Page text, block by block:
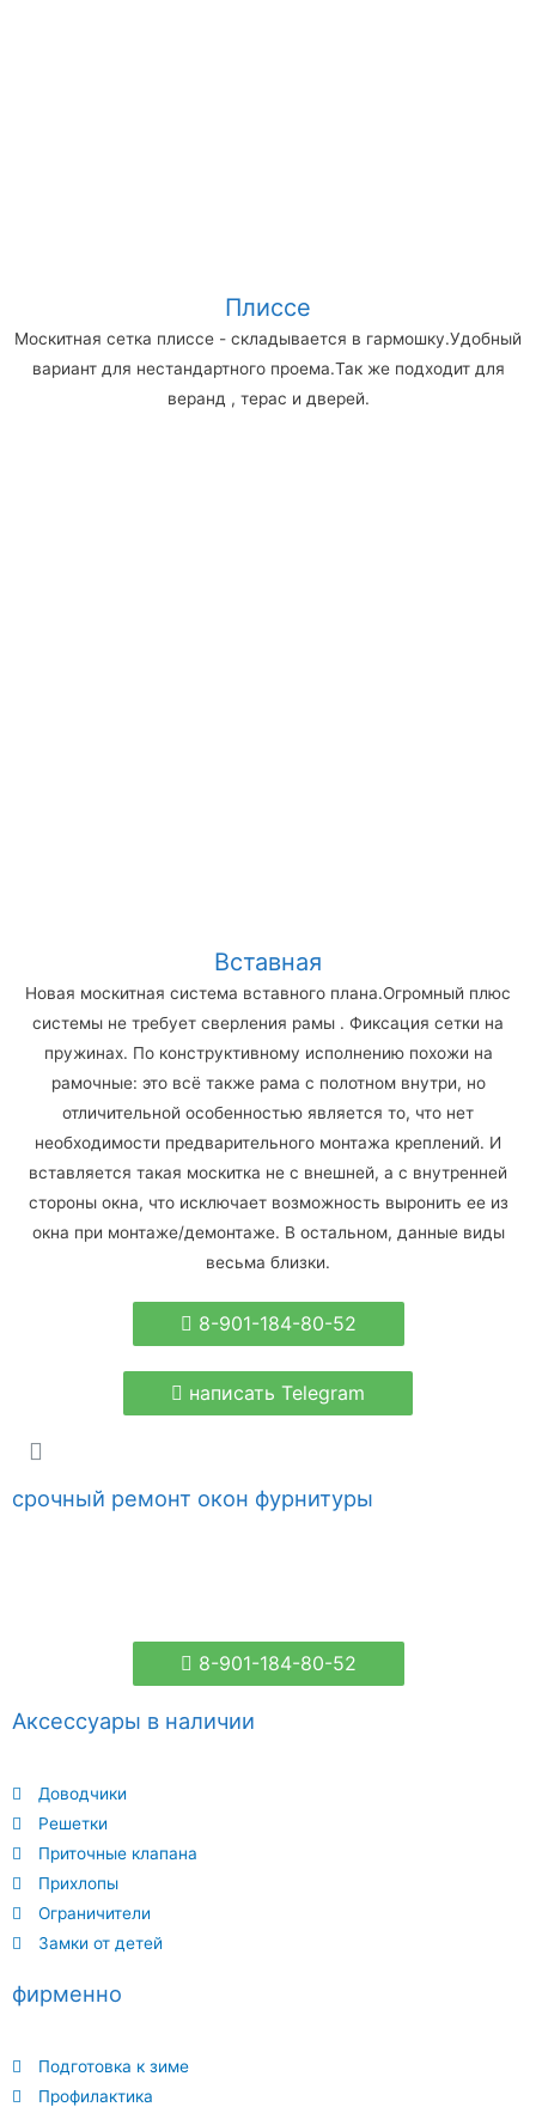
Плиссе
Москитная сетка плиссе - складывается в гармошку.Удобный
вариант для нестандартного проема.Так же подходит для
веранд , терас и дверей.
Вставная
Новая москитная система вставного плана.Огромный плюс
системы не требует сверления рамы . Фиксация сетки на
пружинах. По конструктивному исполнению похожи на
рамочные: это всё также рама с полотном внутри, но
отличительной особенностью является то, что нет
необходимости предварительного монтажа креплений. И
вставляется такая москитка не с внешней, а с внутренней
стороны окна, что исключает возможность выронить ее из
окна при монтаже/демонтаже. В остальном, данные виды
весьма близки.
8-901-184-80-52
написать Telegram
фирменно
Подготовка к зиме
Профилактика
Аксессуары в наличии
Доводчики
Решетки
Приточные клапана
Прихлопы
Ограничители
Замки от детей
срочный ремонт окон фурнитуры
8-901-184-80-52